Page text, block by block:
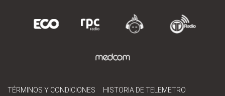
TÉRMINOS Y CONDICIONES
HISTORIA DE TELEMETRO